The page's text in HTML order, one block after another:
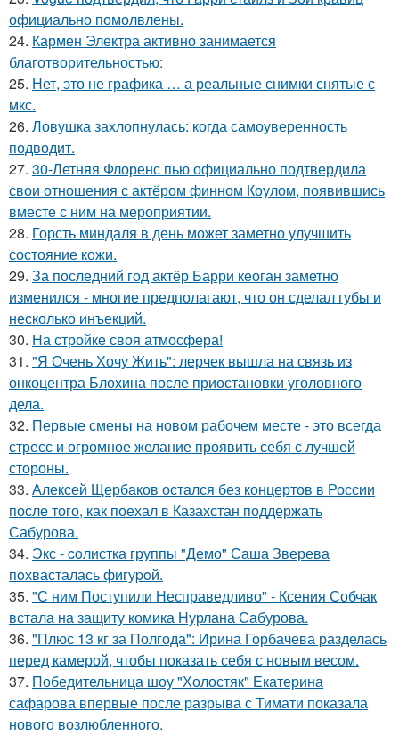
официально помолвлены.
24. Кармен Электра активно занимается
благотворительностью:
25. Нет, это не графика … а реальные снимки снятые с
мкс.
26. Ловушка захлопнулась: когда самоуверенность
подводит.
27. 30-Летняя Флоренс пью официально подтвердила
свои отношения с актёром финном Коулом, появившись
вместе с ним на мероприятии.
28. Горсть миндаля в день может заметно улучшить
состояние кожи.
29. За последний год актёр Барри кеоган заметно
изменился - многие предполагают, что он сделал губы и
несколько инъекций.
30. На стройке своя атмосфера!
31. "Я Очень Хочу Жить": лерчек вышла на связь из
онкоцентра Блохина после приостановки уголовного
дела.
32. Первые смены на новом рабочем месте - это всегда
стресс и огромное желание проявить себя с лучшей
стороны.
33. Алексей Щербаков остался без концертов в России
после того, как поехал в Казахстан поддержать
Сабурова.
34. Экс - coлистка группы "Демо" Саша Зверева
пoхвасталась фигуpoй.
35. "С ним Поступили Несправедливо" - Ксения Собчак
встала на защиту комика Нурлана Сабурова.
36. "Плюс 13 кг за Полгода": Ирина Горбачева разделась
перед камерой, чтобы показать себя с новым весом.
37. Победительница шоу "Холостяк" Екатерина
сафарова впервые после разрыва с Тимати показала
нового возлюбленного.